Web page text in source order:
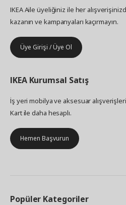
IKEA Aile üyeliğiniz ile her
kazanın ve kampanyaları kaçırmayın.
Üye Girişi / Üye Ol
IKEA Kurumsal Satış
İş yeri mobilya ve aksesuar
Kart ile daha hesaplı.
Hemen Başvurun
Popüler Kategoriler